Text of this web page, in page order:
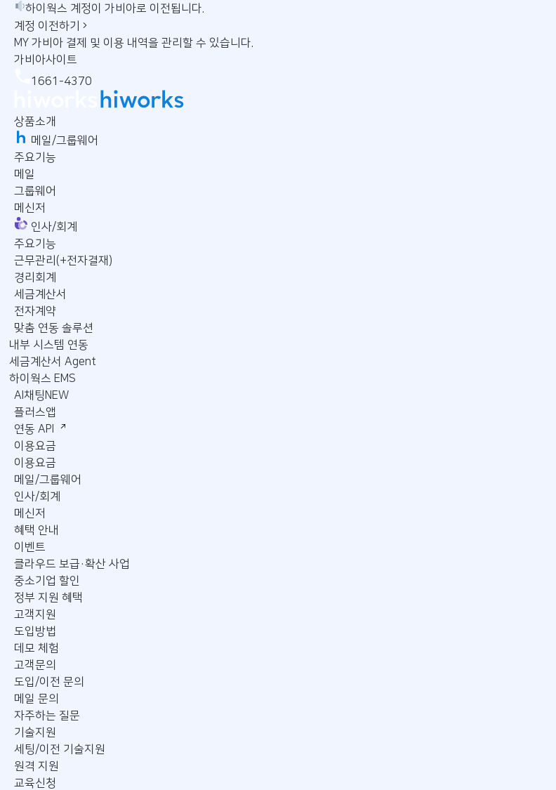
하이웍스 계정이 가비아로 이전됩니다.
계정 이전하기
MY 가비아 결제 및 이용 내역을 관리할 수 있습니다.
가비아사이트
1661-4370
상품소개
메일/그룹웨어
주요기능
메일
그룹웨어
메신저
인사/회계
주요기능
근무관리(+전자결재)
경리회계
세금계산서
전자계약
맞춤 연동 솔루션
내부 시스템 연동
세금계산서 Agent
하이웍스 EMS
AI채팅 NEW
플러스앱
연동 API
이용요금
이용요금
메일/그룹웨어
인사/회계
메신저
혜택 안내
이벤트
클라우드 보급·확산 사업
중소기업 할인
정부 지원 혜택
고객지원
도입방법
데모 체험
고객문의
도입/이전 문의
메일 문의
자주하는 질문
기술지원
세팅/이전 기술지원
원격 지원
교육신청